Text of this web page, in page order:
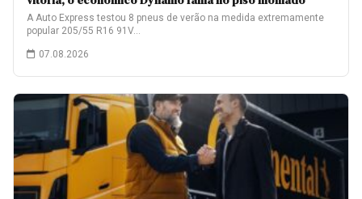
A Auto Express testou 8 pneus de verão na medida extremamente
popular 205/55 R16 91V…
07.08.2026